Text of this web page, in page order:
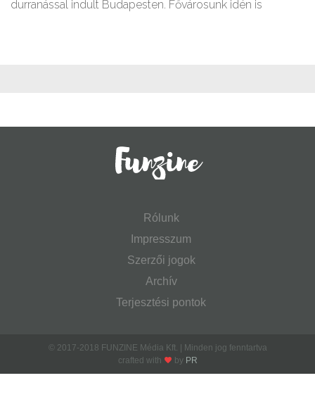
durranással indult Budapesten. Fővárosunk idén is
Rólunk
Impresszum
Szerzői jogok
Archív
Terjesztési pontok
© 2017-2018 FUNZINE Média Kft. | Minden jog fenntartva
crafted with
by PR